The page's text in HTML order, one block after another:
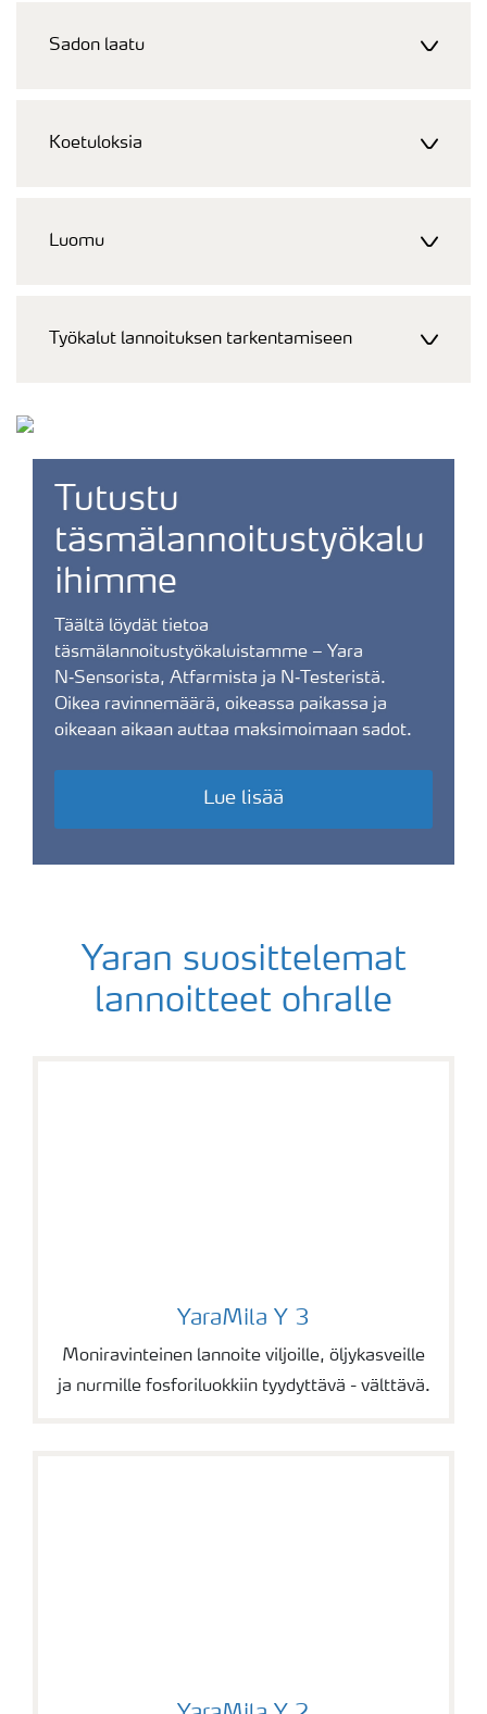
Sadon laatu
Koetuloksia
Luomu
Työkalut lannoituksen tarkentamiseen
Tutustu
täsmälannoitustyökalu
ihimme
Täältä löydät tietoa
täsmälannoitustyökaluistamme – Yara
N‑Sensorista, Atfarmista ja N‑Testeristä.
Oikea ravinnemäärä, oikeassa paikassa ja
oikeaan aikaan auttaa maksimoimaan sadot.
Lue lisää
Yaran suosittelemat
lannoitteet ohralle
YaraMila Y 3
Moniravinteinen lannoite viljoille, öljykasveille
ja nurmille fosforiluokkiin tyydyttävä - välttävä.